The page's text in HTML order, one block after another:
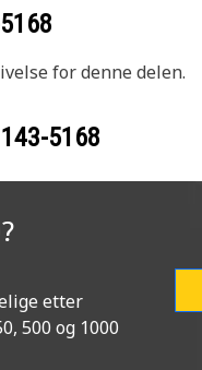
for denne delen.
143-5168
etter
500 og 1000